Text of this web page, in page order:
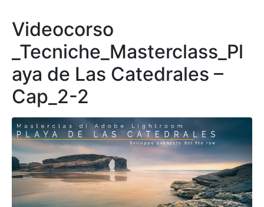
Videocorso
_Tecniche_Masterclass_Pl
aya de Las Catedrales –
Cap_2-2